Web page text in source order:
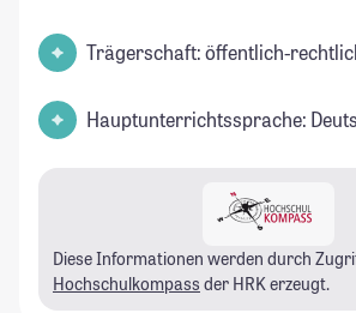
Trägerschaft: öffentlich-
Hauptunterrichtssprache:
Diese Informationen werden durch
Hochschulkompass der HRK erzeugt.